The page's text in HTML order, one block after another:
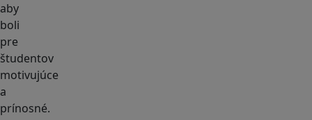
aby
boli
pre
študentov
motivujúce
a
prínosné.